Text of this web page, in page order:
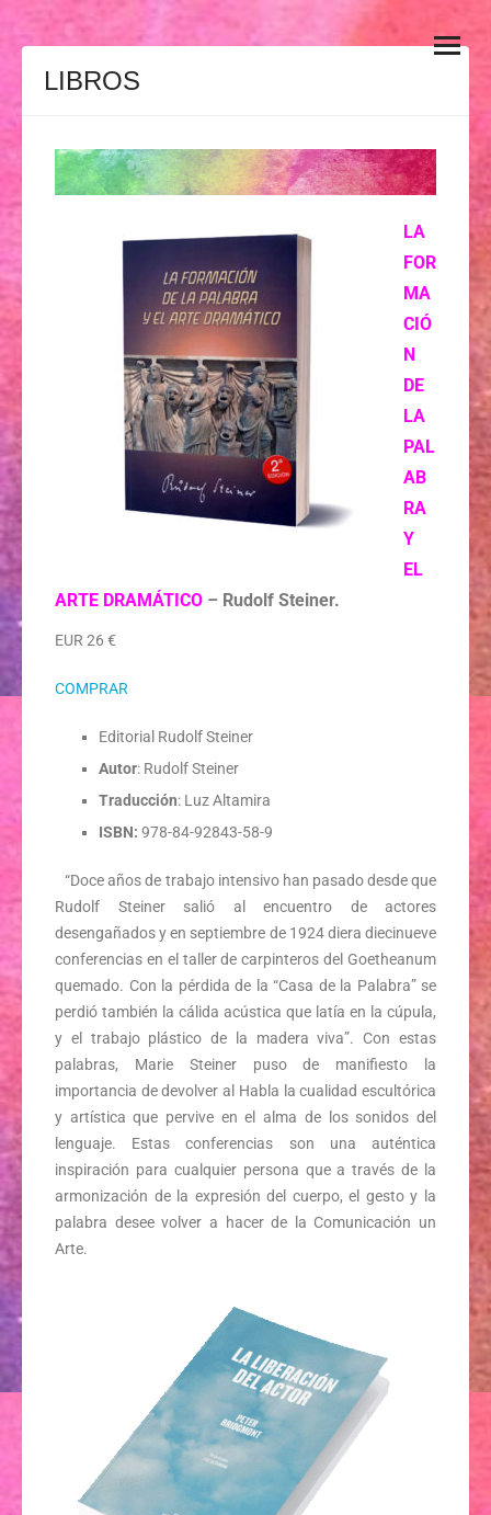
Arte de la Palabra
EL ARTE DE LA PALABRA es una sólida formación del habla que
gesto y el cuerpo como una globalidad de gran efectividad para
como a profesionales de otros ámbitos que deseen mejorar su
expresión oral y sus técnicas de comunicación para hablar en
público.
LIBROS
LA
FOR
MA
CIÓ
N
DE
LA
PAL
AB
RA
Y
EL
ARTE DRAMÁTICO – Rudolf Steiner.
EUR 26 €
COMPRAR
Editorial Rudolf Steiner
Autor: Rudolf Steiner
Traducción: Luz Altamira
ISBN: 978-84-92843-58-9
“Doce años de trabajo intensivo han pasado desde que
Rudolf Steiner salió al encuentro de actores
desengañados y en septiembre de 1924 diera diecinueve
conferencias en el taller de carpinteros del Goetheanum
quemado. Con la pérdida de la “Casa de la Palabra” se
perdió también la cálida acústica que latía en la cúpula,
y el trabajo plástico de la madera viva”. Con estas
palabras, Marie Steiner puso de manifiesto la
importancia de devolver al Habla la cualidad escultórica
y artística que pervive en el alma de los sonidos del
lenguaje. Estas conferencias son una auténtica
inspiración para cualquier persona que a través de la
armonización de la expresión del cuerpo, el gesto y la
palabra desee volver a hacer de la Comunicación un
Arte.